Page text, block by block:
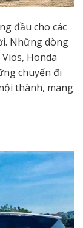
đầu cho các
Những dòng
Honda
chuyến đi
thành, mang